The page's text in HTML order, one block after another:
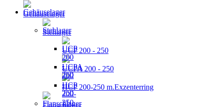
Gehäuselager
Stehlager
UCP 200 - 250
UCPA 200 - 250
HCP 200-250 m.Exzenterring
Flanschlager